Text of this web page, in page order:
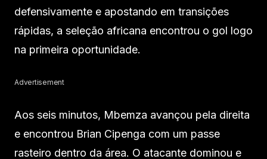
defensivamente e apostando em transições
rápidas, a seleção africana encontrou o gol logo
na primeira oportunidade.
Advertisement
Aos seis minutos, Mbemza avançou pela direita
e encontrou Brian Cipenga com um passe
rasteiro dentro da área. O atacante dominou e